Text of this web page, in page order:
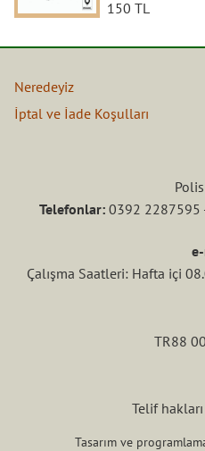
150 TL
Neredeyiz
İptal ve İade Koşulları
Telefonlar: 0392 2287595
Çalışma Saatleri: Hafta içi
TR88
Telif
Tasarım ve